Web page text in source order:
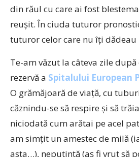
din răul cu care ai fost
reuşit. În ciuda tuturor
tuturor celor care nu îţi dădeau
Te-am văzut la câteva zile
rezervă a Spitalului European
O grămăjoară de viaţă, cu
căznindu-se să respire şi să
niciodată cum arătai pe acel
am simţit un amestec de milă
asta…), neputinţă (aş fi vrut să